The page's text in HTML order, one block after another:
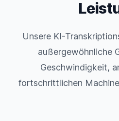
Unsere KI-
außergewöhnliche
Geschwindigkeit,
fortschrittlichen